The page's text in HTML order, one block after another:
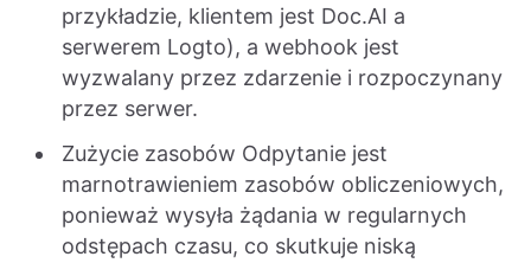
przykładzie, klientem jest Doc.AI a
serwerem Logto), a webhook jest
wyzwalany przez zdarzenie i rozpoczynany
przez serwer.
Zużycie zasobów Odpytanie jest
marnotrawieniem zasobów obliczeniowych,
ponieważ wysyła żądania w regularnych
odstępach czasu, co skutkuje niską